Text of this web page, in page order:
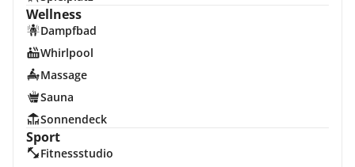
Wellness
Dampfbad
Whirlpool
Massage
Sauna
Sonnendeck
Sport
Fitnessstudio